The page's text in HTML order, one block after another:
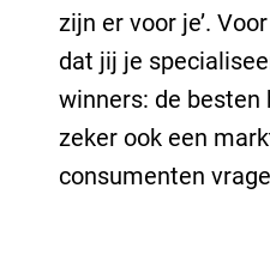
zijn er voor je’.
dat jij je
winners: de
zeker ook een
consumenten